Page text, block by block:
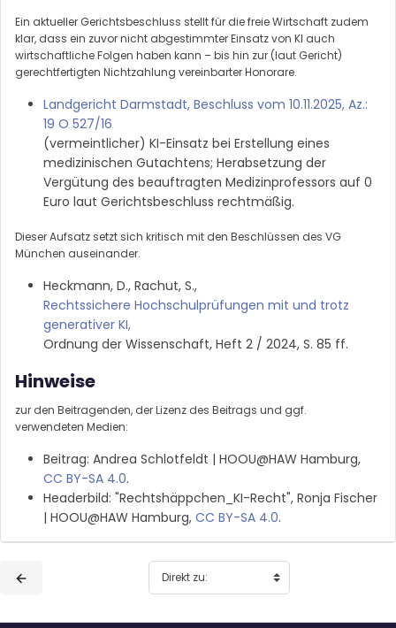
Ein aktueller Gerichtsbeschluss stellt für die freie Wirtschaft zudem
klar, dass ein zuvor nicht abgestimmter Einsatz von KI auch
wirtschaftliche Folgen haben kann – bis hin zur (laut Gericht)
gerechtfertigten Nichtzahlung vereinbarter Honorare.
Landgericht Darmstadt, Beschluss vom 10.11.2025, Az.:
19 O 527/16
(vermeintlicher) KI-Einsatz bei Erstellung eines
medizinischen Gutachtens; Herabsetzung der
Vergütung des beauftragten Medizinprofessors auf 0
Euro laut Gerichtsbeschluss rechtmäßig.
Dieser Aufsatz setzt sich kritisch mit den Beschlüssen des VG
München auseinander.
Heckmann, D., Rachut, S.,
Rechtssichere Hochschulprüfungen mit und trotz
generativer KI,
Ordnung der Wissenschaft, Heft 2 / 2024, S. 85 ff.
Hinweise
zur den Beitragenden, der Lizenz des Beitrags und ggf.
verwendeten Medien:
Beitrag: Andrea Schlotfeldt | HOOU@HAW Hamburg,
CC BY-SA 4.0.
Headerbild: "Rechtshäppchen_KI-Recht", Ronja Fischer
| HOOU@HAW Hamburg, CC BY-SA 4.0.